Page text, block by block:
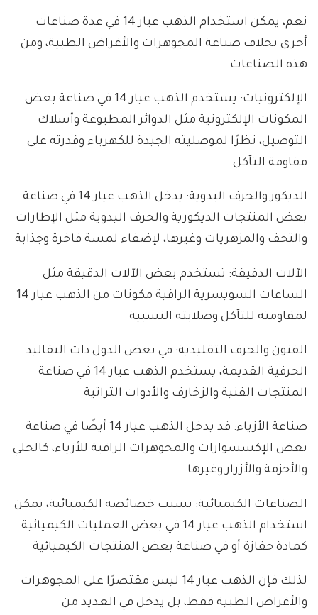
نعم، يمكن استخدام الذهب عيار 14 في عدة صناعات
أخرى بخلاف صناعة المجوهرات والأغراض الطبية، ومن
هذه الصناعات
الإلكترونيات: يستخدم الذهب عيار 14 في صناعة بعض
المكونات الإلكترونية مثل الدوائر المطبوعة وأسلاك
التوصيل، نظرًا لموصليته الجيدة للكهرباء وقدرته على
مقاومة التآكل
الديكور والحرف اليدوية: يدخل الذهب عيار 14 في صناعة
بعض المنتجات الديكورية والحرف اليدوية مثل الإطارات
والتحف والمزهريات وغيرها، لإضفاء لمسة فاخرة وجذابة
الآلات الدقيقة: تستخدم بعض الآلات الدقيقة مثل
الساعات السويسرية الراقية مكونات من الذهب عيار 14
لمقاومته للتآكل وصلابته النسبية
الفنون والحرف التقليدية: في بعض الدول ذات التقاليد
الحرفية القديمة، يستخدم الذهب عيار 14 في صناعة
المنتجات الفنية والزخارف والأدوات التراثية
صناعة الأزياء: قد يدخل الذهب عيار 14 أيضًا في صناعة
بعض الإكسسوارات والمجوهرات الراقية للأزياء، كالحلي
والأحزمة والأزرار وغيرها
الصناعات الكيميائية: بسبب خصائصه الكيميائية، يمكن
استخدام الذهب عيار 14 في بعض العمليات الكيميائية
كمادة حفازة أو في صناعة بعض المنتجات الكيميائية
لذلك فإن الذهب عيار 14 ليس مقتصرًا على المجوهرات
والأغراض الطبية فقط، بل يدخل في العديد من